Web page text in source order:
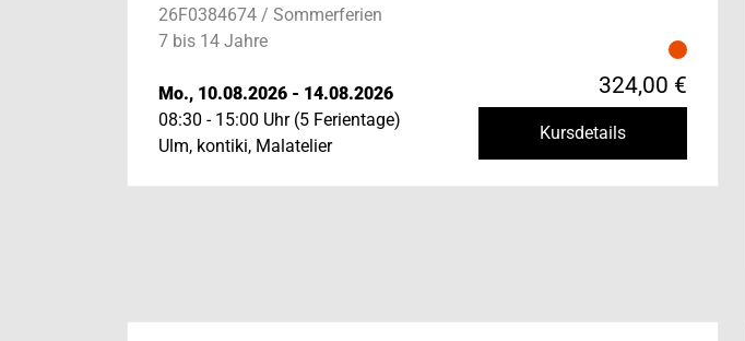
26F0384674 / Sommerferien
7 bis 14 Jahre
Mo., 10.08.2026 - 14.08.2026
08:30 - 15:00 Uhr (5 Ferientage)
Ulm, kontiki, Malatelier
324,00 €
Kursdetails